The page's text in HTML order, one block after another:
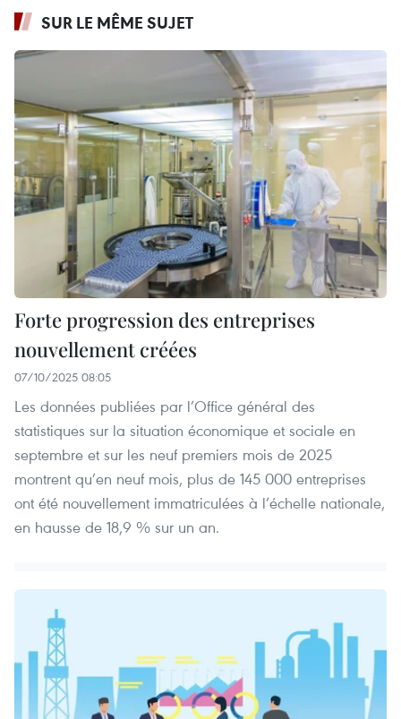
SUR LE MÊME SUJET
Forte progression des entreprises
nouvellement créées
07/10/2025 08:05
Les données publiées par l’Office général des
statistiques sur la situation économique et sociale en
septembre et sur les neuf premiers mois de 2025
montrent qu’en neuf mois, plus de 145 000 entreprises
ont été nouvellement immatriculées à l’échelle nationale,
en hausse de 18,9 % sur un an.